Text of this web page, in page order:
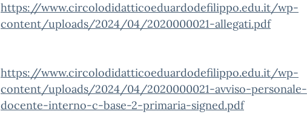
https://www.circolodidatticoeduardodefilippo.edu.it/wp-
content/uploads/2024/04/2020000021-allegati.pdf
https://www.circolodidatticoeduardodefilippo.edu.it/wp-
content/uploads/2024/04/2020000021-avviso-personale-
docente-interno-c-base-2-primaria-signed.pdf